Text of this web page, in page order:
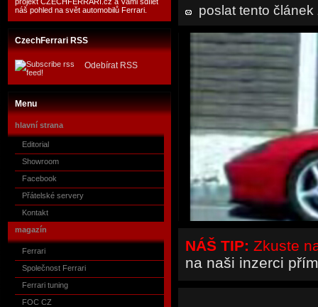
náš pohled na svět automobilů Ferrari.
CzechFerrari RSS
Odebírat RSS
Menu
hlavní strana
Editorial
Showroom
Facebook
Přátelské servery
Kontakt
magazín
Ferrari
Společnost Ferrari
Ferrari tuning
FOC CZ
poslat tento
NÁŠ TIP: Zkuste
na naši inzerci